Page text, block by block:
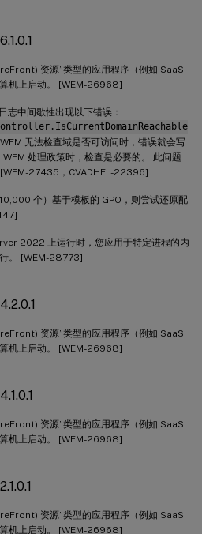
资源”类型的应用程序（例如 SaaS
机上启动。 [WEM-26968]
志中间歇性出现以下错误：
无法检查域是否可访问时，错误就会写
处理政策时，检查是必要的。 此问题
27435，CVADHEL-22396]
个）基于模板的 GPO，则尝试还原配
2022 上运行时，您应用于特定进程的内
。 [WEM-28773]
资源”类型的应用程序（例如 SaaS
机上启动。 [WEM-26968]
资源”类型的应用程序（例如 SaaS
机上启动。 [WEM-26968]
资源”类型的应用程序（例如 SaaS
机上启动。 [WEM-26968]